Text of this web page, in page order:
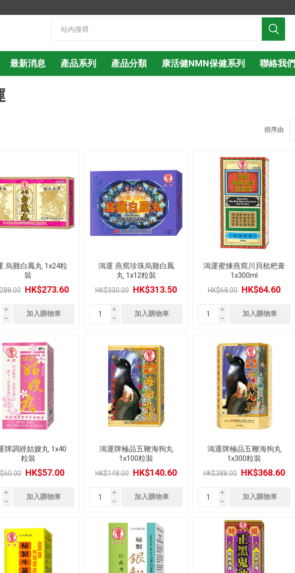
最新消息 產品系列 產品分類 康活健NMN保健系列 聯絡我們
排序由
烏雞白鳳丸 1x24粒
裝
HK$273.60
i
h
鴻運 燕窩珍珠烏雞白鳳
丸 1x12粒裝
HK$330.00 HK$313.50
i
h
鴻運蜜煉燕窩川貝枇杷膏
1x300ml
HK$68.00 HK$64.60
i
h
牌調經姑嫂丸 1x40
粒裝
HK$57.00
i
h
鴻運牌極品五鞭海狗丸
1x100粒裝
HK$148.00 HK$140.60
i
h
鴻運牌極品五鞭海狗丸
1x300粒裝
HK$388.00 HK$368.60
i
h